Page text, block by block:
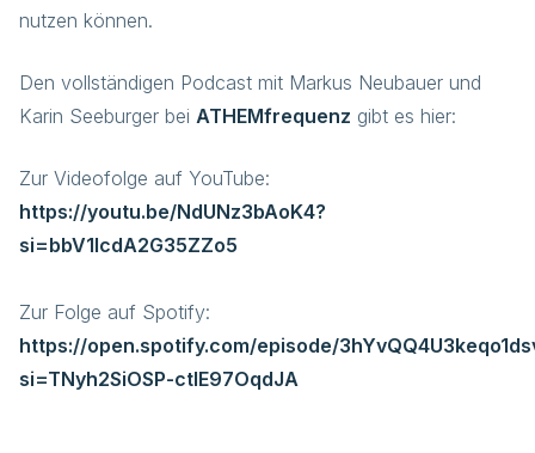
nutzen können.
Den vollständigen Podcast mit Markus Neubauer und
Karin Seeburger bei ATHEMfrequenz gibt es hier:
Zur Videofolge auf YouTube:
https://youtu.be/NdUNz3bAoK4?
si=bbV1lcdA2G35ZZo5
Zur Folge auf Spotify:
https://open.spotify.com/episode/
si=TNyh2SiOSP-ctIE97OqdJA